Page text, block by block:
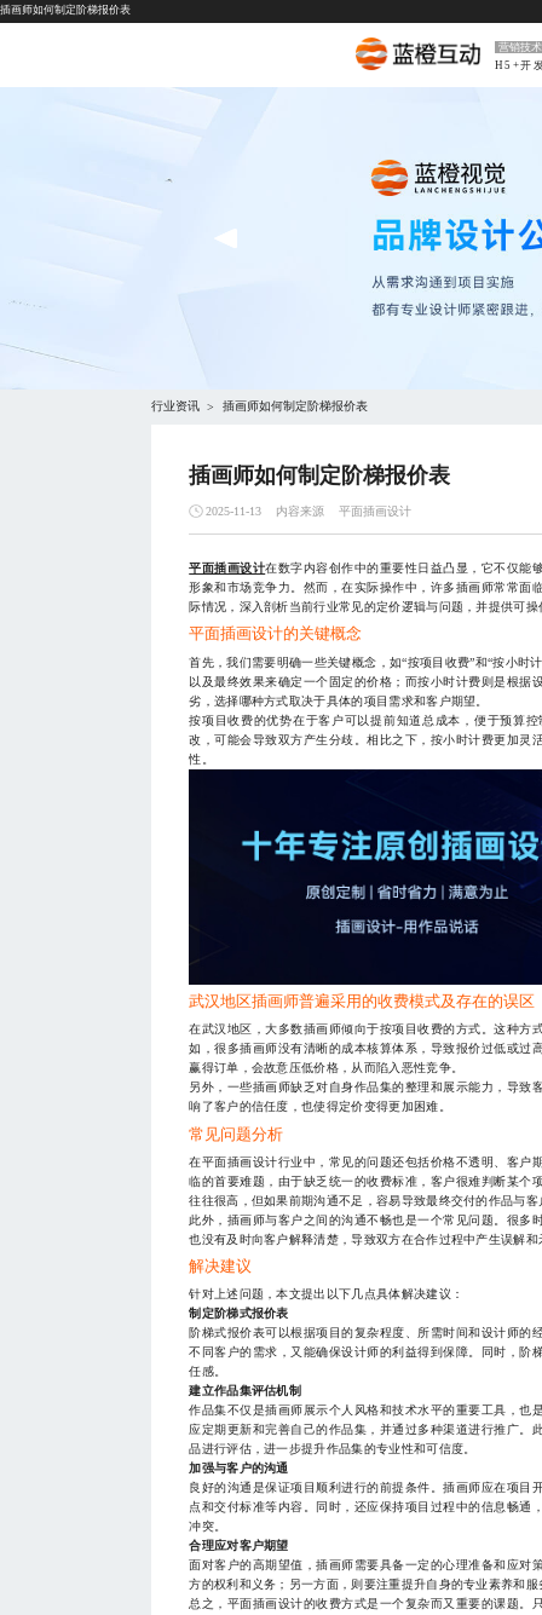
插画师如何制定阶梯报价表
营销技
H5+开
行业资讯 > 插画师如何制定阶梯报价表
插画师如何制定阶梯报价表
2025-11-13 内容来源 平面插画设计
平面插画设计在数字内容创作中的重要性日益凸显，它不仅能
形象和市场竞争力。然而，在实际操作中，许多插画师常常面
际情况，深入剖析当前行业常见的定价逻辑与问题，并提供可
平面插画设计的关键概念
首先，我们需要明确一些关键概念，如“按项目收费”和“按小时
以及最终效果来确定一个固定的价格；而按小时计费则是根据
劣，选择哪种方式取决于具体的项目需求和客户期望。
按项目收费的优势在于客户可以提前知道总成本，便于预算
改，可能会导致双方产生分歧。相比之下，按小时计费更加灵
性。
武汉地区插画师普遍采用的收费模式及存在的误区
在武汉地区，大多数插画师倾向于按项目收费的方式。这种方
如，很多插画师没有清晰的成本核算体系，导致报价过低或过
赢得订单，会故意压低价格，从而陷入恶性竞争。
另外，一些插画师缺乏对自身作品集的整理和展示能力，导致
响了客户的信任度，也使得定价变得更加困难。
常见问题分析
在平面插画设计行业中，常见的问题还包括价格不透明、客户
临的首要难题，由于缺乏统一的收费标准，客户很难判断某个
往往很高，但如果前期沟通不足，容易导致最终交付的作品与
此外，插画师与客户之间的沟通不畅也是一个常见问题。很多
也没有及时向客户解释清楚，导致双方在合作过程中产生误解和
解决建议
针对上述问题，本文提出以下几点具体解决建议：
制定阶梯式报价表
阶梯式报价表可以根据项目的复杂程度、所需时间和设计师的
不同客户的需求，又能确保设计师的利益得到保障。同时，阶
任感。
建立作品集评估机制
作品集不仅是插画师展示个人风格和技术水平的重要工具，也
应定期更新和完善自己的作品集，并通过多种渠道进行推广。
品进行评估，进一步提升作品集的专业性和可信度。
加强与客户的沟通
良好的沟通是保证项目顺利进行的前提条件。插画师应在项目
点和交付标准等内容。同时，还应保持项目过程中的信息畅通
冲突。
合理应对客户期望
面对客户的高期望值，插画师需要具备一定的心理准备和应对
方的权利和义务；另一方面，则要注重提升自身的专业素养和
总之，平面插画设计的收费方式是一个复杂而又重要的课题。